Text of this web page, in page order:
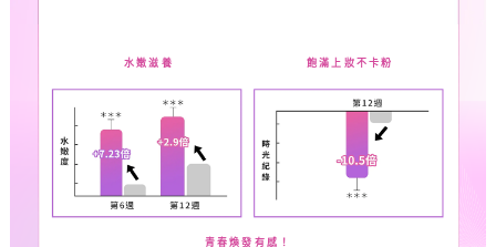
水嫩滋養 飽滿上妝不卡粉
青春煥發有感！